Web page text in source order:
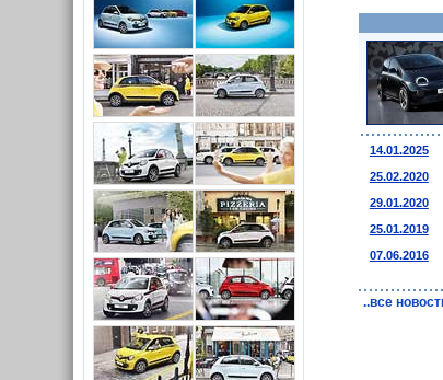
14.01.2025
25.02.2020
29.01.2020
25.01.2019
07.06.2016
..все